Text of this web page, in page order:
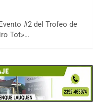
#2 del Trofeo de
Tot»…